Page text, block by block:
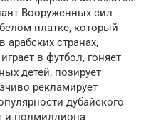
Вооруженных сил
платке, который
странах,
в футбол, гоняет
детей, позирует
рекламирует
дубайского
и полмиллиона